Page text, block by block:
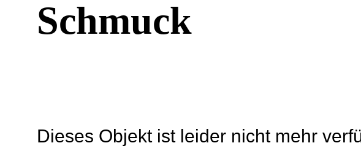
Schmuck
Dieses Objekt ist leider nicht mehr